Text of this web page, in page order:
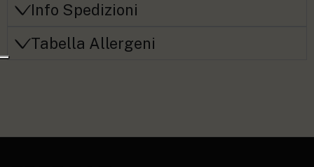
Info Spedizioni
Tabella Allergeni